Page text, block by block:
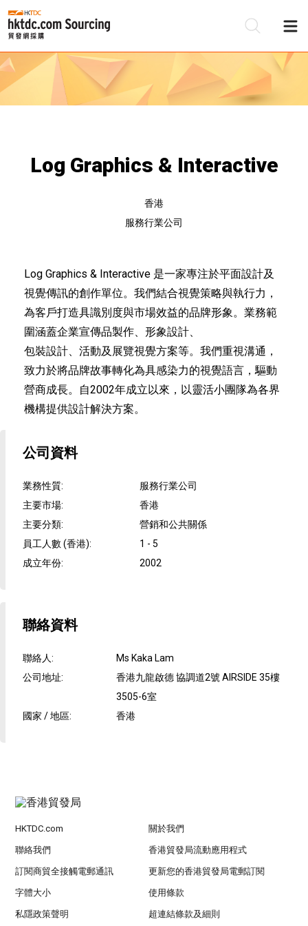
Log Graphics & Interactive
香港
服務行業公司
Log Graphics & Interactive 是一家專注於平面設計及
視覺傳訊的創作單位。我們結合視覺策略與執行力，
為客戶打造具識別度與市場效益的品牌形象。業務範
圍涵蓋企業宣傳品製作、形象設計、
包裝設計、活動及展覽視覺方案等。我們重視溝通，
致力於將品牌故事轉化為具感染力的視覺語言，驅動
營商成長。自2002年成立以來，以靈活小團隊為各界
機構提供設計解決方案。
公司資料
業務性質:
服務行業公司
主要市場:
香港
主要分類:
營銷和公共關係
員工人數 (香港):
1 - 5
成立年份: 2002
聯絡資料
聯絡人:
Ms Kaka Lam
公司地址:
香港九龍啟德 協調道2號 AIRSIDE 35樓
3505-6室
國家 / 地區: 香港
HKTDC.com 關於我們
聯絡我們 香港貿發局流動應用程式
訂閱商貿全接觸電郵通訊 更新您的香港貿發局電郵訂閱
字體大小 使用條款
私隱政策聲明 超連結條款及細則